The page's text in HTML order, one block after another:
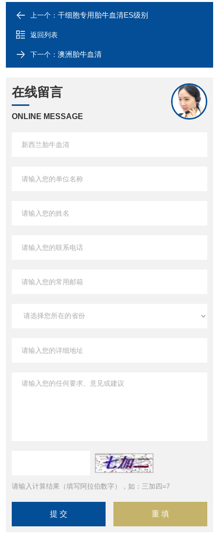
上一个： 干细胞专用胎牛血清ES级别
返回列表
下一个： 澳洲胎牛血清
在线留言
ONLINE MESSAGE
请输入计算结果（填写阿拉伯数字），如：三加四=7